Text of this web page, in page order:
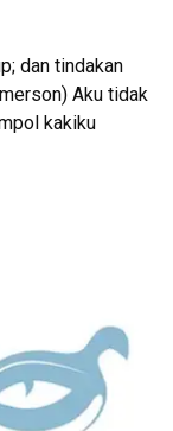
dan tindakan
Aku tidak
kakiku